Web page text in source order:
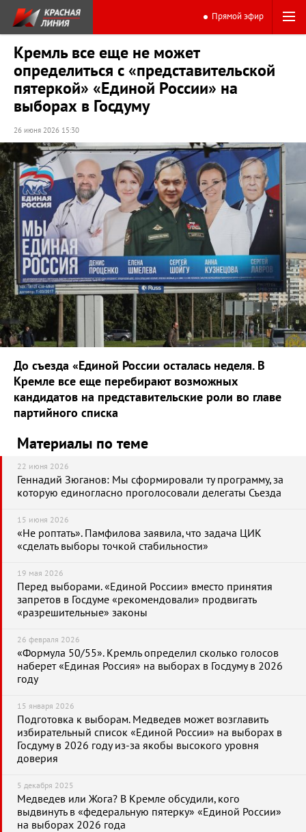
Прямой эфир
Кремль все еще не может
определиться с «представительской
пятеркой» «Единой России» на
выборах в Госдуму
26 июня 2026 15:30
До съезда «Единой России осталась неделя. В
Кремле все еще перебирают возможных
кандидатов на представительские роли во главе
партийного списка
Материалы по теме
22 июня 2026
Геннадий Зюганов: Мы сформировали ту программу, за
которую единогласно проголосовали делегаты Съезда
15 июня 2026
«Не роптать». Памфилова заявила, что задача ЦИК
«сделать выборы точкой стабильности»
19 мая 2026
Перед выборами. «Единой России» вместо принятия
запретов в Госдуме «рекомендовали» продвигать
«разрешительные» законы
26 февраля 2026
«Формула 50/55». Кремль определил сколько голосов
наберет «Единая Россия» на выборах в Госдуму в 2026
году
15 января 2026
Подготовка к выборам. Медведев может возглавить
избирательный список «Единой России» на выборах в
Госдуму в 2026 году из-за якобы высокого уровня
доверия
5 декабря 2025
Медведев или Жога? В Кремле обсудили, кого
выдвинуть в «федеральную пятерку» «Единой России»
на выборах 2026 года